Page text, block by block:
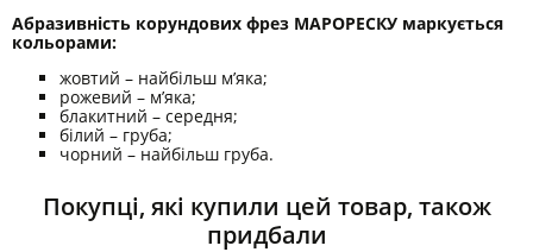
Абразивність корундових фрез МАРОРЕСКУ маркується
кольорами:
жовтий – найбільш м’яка;
рожевий – м’яка;
блакитний – середня;
білий – груба;
чорний – найбільш груба.
Покупці, які купили цей товар, також
придбали